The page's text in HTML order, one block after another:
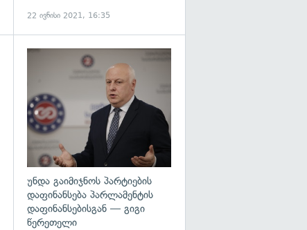
22 ივნისი 2021, 16:35
უნდა გაიმიჯნოს პარტიების
დაფინანსება პარლამენტის
დაფინანსებისგან — გიგი
წერეთელი